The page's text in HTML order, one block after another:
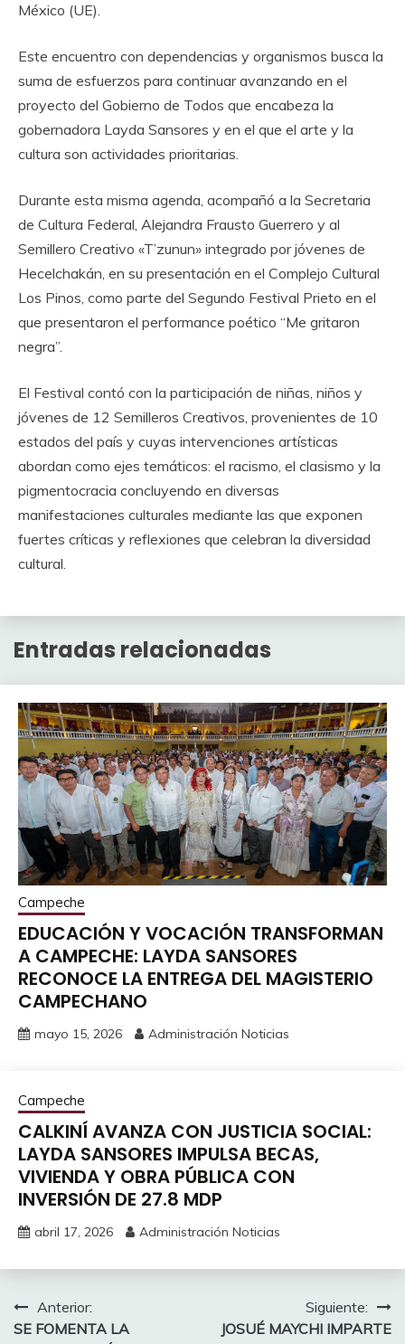
México (UE).
Este encuentro con dependencias y organismos busca la
suma de esfuerzos para continuar avanzando en el
proyecto del Gobierno de Todos que encabeza la
gobernadora Layda Sansores y en el que el arte y la
cultura son actividades prioritarias.
Durante esta misma agenda, acompañó a la Secretaria
de Cultura Federal, Alejandra Frausto Guerrero y al
Semillero Creativo «T’zunun» integrado por jóvenes de
Hecelchakán, en su presentación en el Complejo Cultural
Los Pinos, como parte del Segundo Festival Prieto en el
que presentaron el performance poético “Me gritaron
negra”.
El Festival contó con la participación de niñas, niños y
jóvenes de 12 Semilleros Creativos, provenientes de 10
estados del país y cuyas intervenciones artísticas
abordan como ejes temáticos: el racismo, el clasismo y la
pigmentocracia concluyendo en diversas
manifestaciones culturales mediante las que exponen
fuertes críticas y reflexiones que celebran la diversidad
cultural.
Entradas relacionadas
Campeche
EDUCACIÓN Y VOCACIÓN TRANSFORMAN
A CAMPECHE: LAYDA SANSORES
RECONOCE LA ENTREGA DEL MAGISTERIO
CAMPECHANO
mayo 15, 2026 Administración Noticias
Campeche
CALKINÍ AVANZA CON JUSTICIA SOCIAL:
LAYDA SANSORES IMPULSA BECAS,
VIVIENDA Y OBRA PÚBLICA CON
INVERSIÓN DE 27.8 MDP
abril 17, 2026 Administración Noticias
Navegación
Anterior:
SE FOMENTA LA
Siguiente:
JOSUÉ MAYCHI IMPARTE